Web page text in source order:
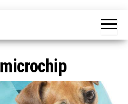
a
v
z
microchip